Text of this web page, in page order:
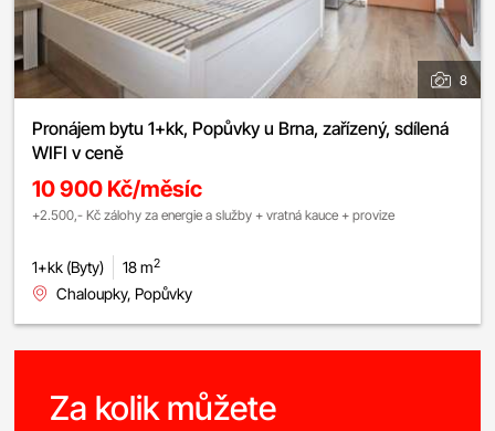
8
Pronájem bytu 1+kk, Popůvky u Brna, zařízený, sdílená
WIFI v ceně
10 900 Kč/měsíc
+2.500,- Kč zálohy za energie a služby + vratná kauce + provize
1+kk (Byty) 18 m2
Chaloupky, Popůvky
Za kolik můžete